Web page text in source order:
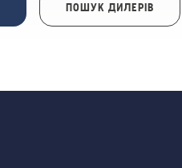
ПОШУК ДИЛЕРІВ